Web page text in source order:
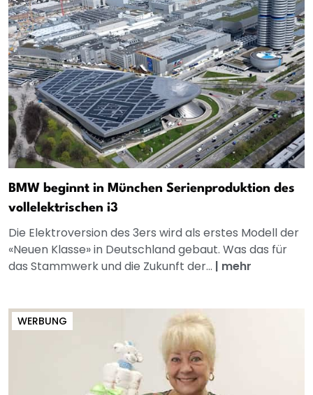
BMW beginnt in München Serienproduktion des
vollelektrischen i3
Die Elektroversion des 3ers wird als erstes Modell der
«Neuen Klasse» in Deutschland gebaut. Was das für
das Stammwerk und die Zukunft der... | mehr
WERBUNG